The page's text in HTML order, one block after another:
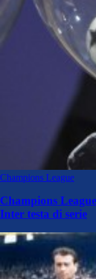
Champions League
Champions
Inter testa di serie